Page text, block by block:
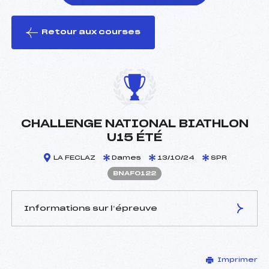
le ski
Retour aux courses
CHALLENGE NATIONAL BIATHLON
U15 ÉTÉ
LA FECLAZ Dames 13/10/24 SPR
BNAF0122
Informations sur l’épreuve
DUPUIS CHRISTOPHE
Imprimer